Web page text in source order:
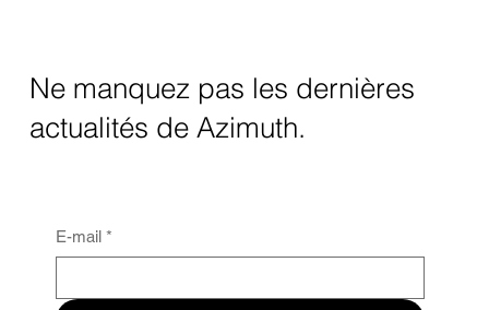
Ne manquez pas les dernières
actualités de Azimuth.
E-mail *